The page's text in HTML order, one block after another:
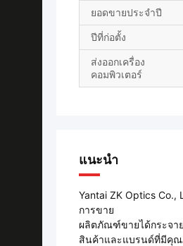
ยอดขายประจำปี
ปีที่ก่อตั้ง
ส่งออกเครื่อง
คอมพิวเตอร์
แนะนำ
Yantai ZK Optics
การขาย
ผลิตภัณฑ์ขายได้กระจาย
สินค้าและแบรนด์ที่มีคุณ